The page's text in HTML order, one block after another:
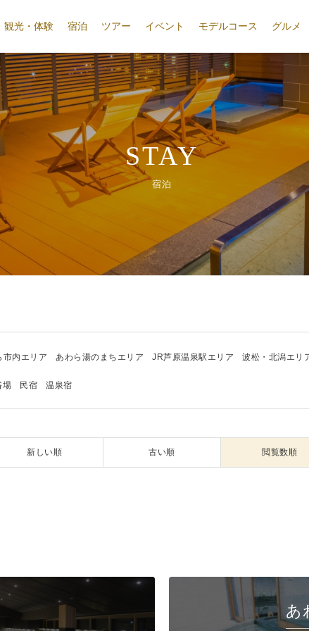
観光・体験 宿泊 ツアー イベント モデルコース グルメ
STAY
宿泊
市内エリア あわら湯のまちエリア JR芦原温泉駅エリア 波松・北潟エリ
場 民宿 温泉宿
新しい順 古い順 閲覧数順
あ